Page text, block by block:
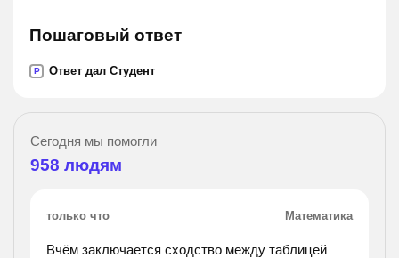
Пошаговый ответ
P Ответ дал Студент
Сегодня мы помогли
958 людям
только что Математика
Вчём заключается сходство между таблицей